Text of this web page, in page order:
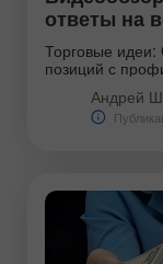
Является
программ
эфире
дает
ответы на
Торговые идеи:
позиций с
Андрей